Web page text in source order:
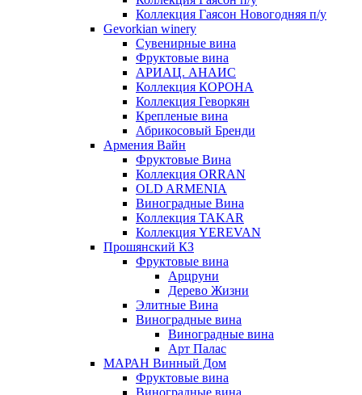
Коллекция Гаясон Новогодняя п/у
Gevorkian winery
Сувенирные вина
Фруктовые вина
АРИАЦ. АНАИС
Коллекция КОРОНА
Коллекция Геворкян
Крепленые вина
Абрикосовый Бренди
Армения Вайн
Фруктовые Вина
Коллекция ORRAN
OLD ARMENIA
Виноградные Вина
Коллекция TAKAR
Коллекция YEREVAN
Прошянский КЗ
Фруктовые вина
Арцруни
Дерево Жизни
Элитные Вина
Виноградные вина
Виноградные вина
Арт Палас
МАРАН Винный Дом
Фруктовые вина
Виноградные вина